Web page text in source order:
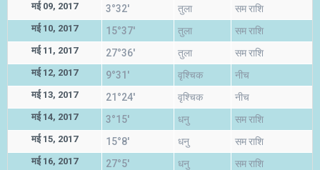
मई 09, 2017 3°32' तुला सम राशि
मई 10, 2017 15°37' तुला सम राशि
मई 11, 2017 27°36' तुला सम राशि
मई 12, 2017 9°31' वृश्चिक नीच
मई 13, 2017 21°24' वृश्चिक नीच
मई 14, 2017 3°15' धनु सम राशि
मई 15, 2017 15°8' धनु सम राशि
मई 16, 2017 27°5' धनु सम राशि